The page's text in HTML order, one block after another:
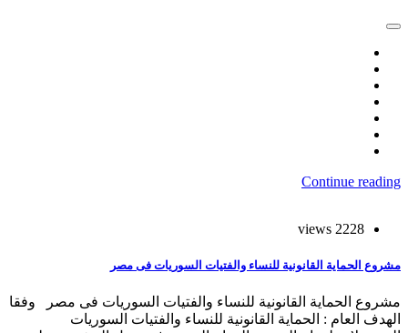
Continue reading
2228 views
مشروع الحماية القانونية للنساء والفتيات السوريات فى مصر
مشروع الحماية القانونية للنساء والفتيات السوريات فى مصر وفقا
الهدف العام : الحماية القانونية للنساء والفتيات السوريات